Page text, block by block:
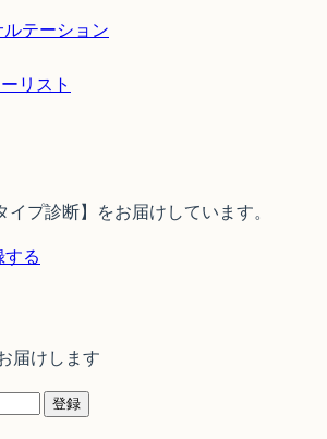
テーション
リスト
イプ診断】をお届けしています。
る
届けします
登録